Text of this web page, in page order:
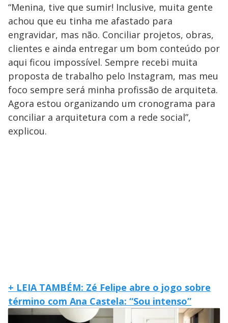
“Menina, tive que sumir! Inclusive, muita gente
achou que eu tinha me afastado para
engravidar, mas não. Conciliar projetos, obras,
clientes e ainda entregar um bom conteúdo por
aqui ficou impossível. Sempre recebi muita
proposta de trabalho pelo Instagram, mas meu
foco sempre será minha profissão de arquiteta.
Agora estou organizando um cronograma para
conciliar a arquitetura com a rede social”,
explicou.
+ LEIA TAMBÉM: Zé Felipe abre o jogo sobre
término com Ana Castela: “Sou intenso”